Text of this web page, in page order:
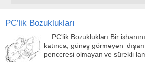
PC’lik Bozuklukları
PC'lik Bozuklukları Bir
katında, güneş görmeyen,
penceresi olmayan ve sürekli